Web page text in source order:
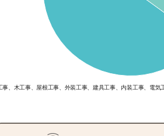
、木工事、屋根工事、外装工事、建具工事、内装工事、電